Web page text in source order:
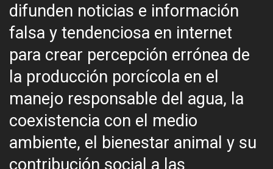
difunden noticias e información
falsa y tendenciosa en internet
para crear percepción errónea de
la producción porcícola en el
manejo responsable del agua, la
coexistencia con el medio
ambiente, el bienestar animal y su
contribución social a las